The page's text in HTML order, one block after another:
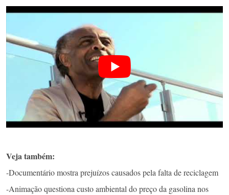
Veja também:
-Documentário mostra prejuízos causados pela falta de reciclagem
-Animação questiona custo ambiental do preço da gasolina nos